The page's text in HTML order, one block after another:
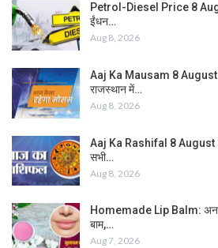
Petrol-Diesel Price 8
ईंधन…
Aug 8, 2026
Aaj Ka Mausam 8 August
राजस्थान में…
Aug 8, 2026
Aaj Ka Rashifal 8 August
सभी…
Aug 8, 2026
Homemade Lip Balm:
बाम,…
Aug 7, 2026